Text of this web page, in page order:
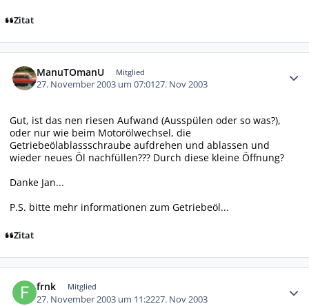
Zitat
ManuTOmanU Mitglied
27. November 2003 um 07:0127. Nov 2003
Gut, ist das nen riesen Aufwand (Ausspülen oder so was?),
oder nur wie beim Motorölwechsel, die
Getriebeölablassschraube aufdrehen und ablassen und
wieder neues Öl nachfüllen??? Durch diese kleine Öffnung?
Danke Jan...
P.S. bitte mehr informationen zum Getriebeöl...
Zitat
frnk Mitglied
27. November 2003 um 11:2227. Nov 2003